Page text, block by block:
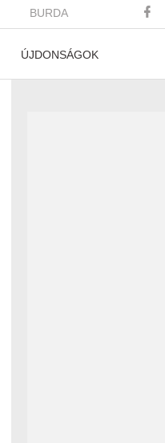
BURDA
ÚJDONSÁGOK